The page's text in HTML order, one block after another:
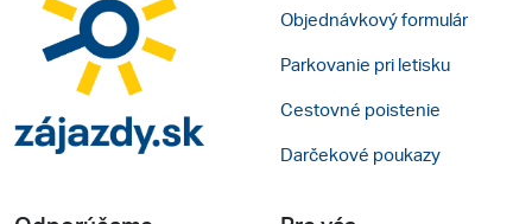
Objednávkový formulár
Parkovanie pri letisku
Cestovné poistenie
Darčekové poukazy